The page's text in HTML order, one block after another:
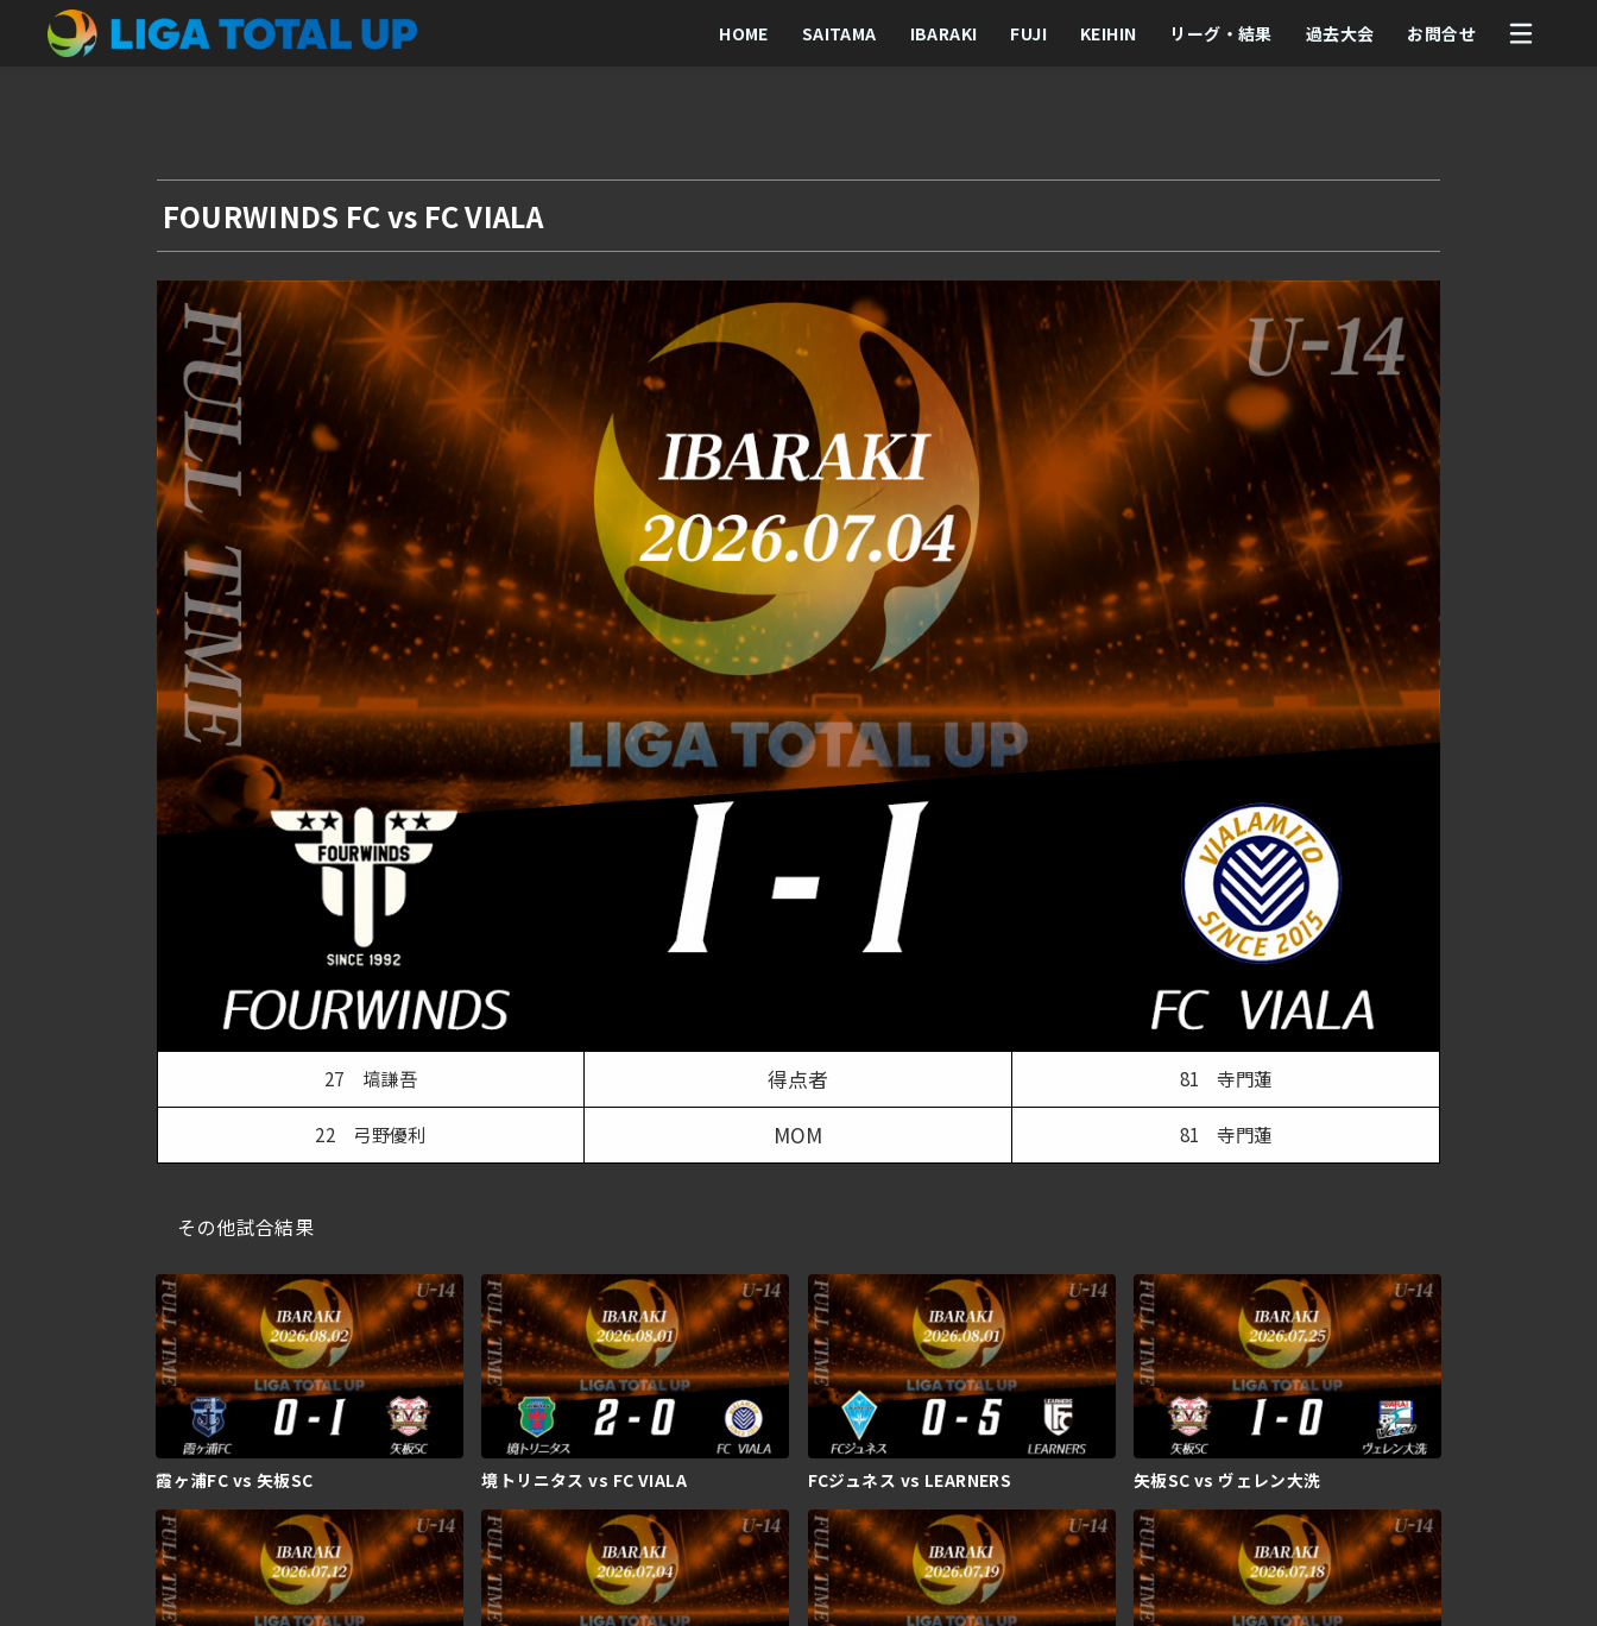
HOME SAITAMA IBARAKI FUJI KEIHIN リーグ・結果 過去大会 お問合せ
FOURWINDS FC vs FC VIALA
27 塙謙吾 得点者 81 寺門蓮
22 弓野優利 MOM 81 寺門蓮
その他試合結果
霞ヶ浦FC vs 矢板SC 境トリニタス vs FC VIALA FCジュネス vs LEARNERS 矢板SC vs ヴェレン大洗